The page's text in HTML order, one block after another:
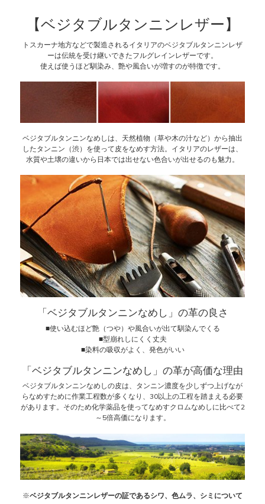
【ベジタブルタンニンレザー】
トスカーナ地方などで製造されるイタリアのベジタブルタンニンレザ
ーは伝統を受け継いできたフルグレインレザーです。
使えば使うほど馴染み、艶や風合いが増すのが特徴です。
ベジタブルタンニンなめしは、天然植物（草や木の汁など）から抽出
したタンニン（渋）を使って皮をなめす方法。イタリアのレザーは、
水質や土壌の違いから日本では出せない色合いが出せるのも魅力。
「ベジタブルタンニンなめし」の革の良さ
■使い込むほど艶（つや）や風合いが出て馴染んでくる
■型崩れしにくく丈夫
■染料の吸収がよく、発色がいい
「ベジタブルタンニンなめし」の革が高価な理由
ベジタブルタンニンなめしの皮は、タンニン濃度を少しずつ上げなが
らなめすために作業工程数が多くなり、30以上の工程を踏まえる必要
があります。そのため化学薬品を使ってなめすクロムなめしに比べて2
～5倍高価になります。
※ベジタブルタンニンレザーの証であるシワ、色ムラ、シミについて